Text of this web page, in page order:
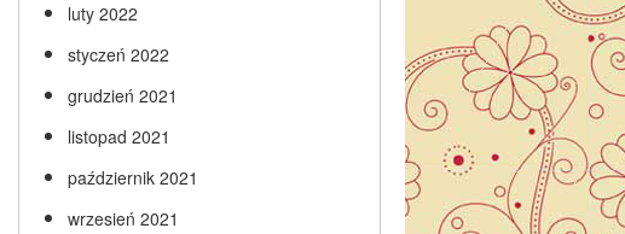
luty 2022
styczeń 2022
grudzień 2021
listopad 2021
październik 2021
wrzesień 2021